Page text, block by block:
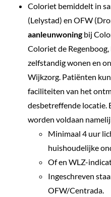
Coloriet bemiddelt in
(Lelystad) en OFW
aanleunwoningbij
Coloriet de
zelfstandig wonen en
Wijkzorg. Patiënten
faciliteiten van het
desbetreffende locatie.
worden voldaan
Minimaal 4 uur
huishoudelijke
Of en WLZ-
Ingeschreven
OFW/Centrada.